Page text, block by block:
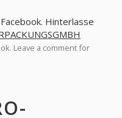
Hinterlasse
Leave a comment for